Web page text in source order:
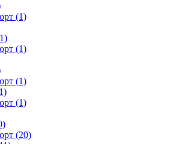
(1)
(1)
(1)
(1)
(20)